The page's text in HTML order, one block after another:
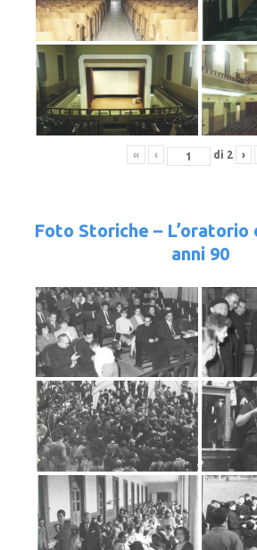
« ‹ di 2 ›
Foto Storiche – L’oratorio
anni 90